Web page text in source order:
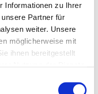
Informationen zu Ihrer
Partner für
weiter. Unsere
möglicherweise mit
ihnen bereitgestellt
Ihrer E-Mail-